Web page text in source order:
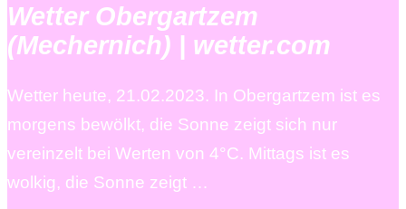
Wetter Obergartzem
(Mechernich) | wetter.com
Wetter heute, 21.02.2023. In Obergartzem ist es
morgens bewölkt, die Sonne zeigt sich nur
vereinzelt bei Werten von 4°C. Mittags ist es
wolkig, die Sonne zeigt …